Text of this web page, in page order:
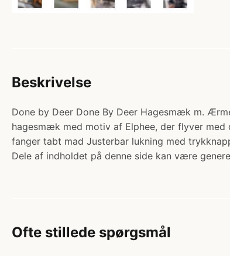
Beskrivelse
Done by Deer Done By Deer Hagesmæk m.
hagesmæk med motiv af Elphee, der flyver
fanger tabt mad Justerbar lukning med
Dele af indholdet på denne side kan være
Ofte stillede spørgsmål